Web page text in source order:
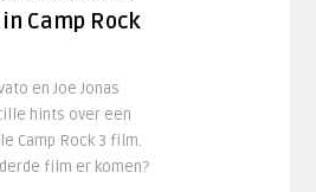
in Camp Rock
en Joe Jonas
hints over een
Camp Rock 3 film.
film er komen?